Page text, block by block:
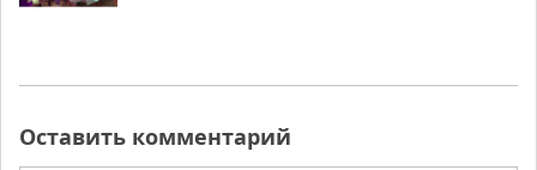
Оставить комментарий